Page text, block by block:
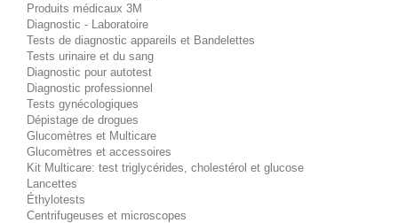
Produits médicaux 3M
Diagnostic - Laboratoire
Tests de diagnostic appareils et Bandelettes
Tests urinaire et du sang
Diagnostic pour autotest
Diagnostic professionnel
Tests gynécologiques
Dépistage de drogues
Glucomètres et Multicare
Glucomètres et accessoires
Kit Multicare: test triglycérides, cholestérol et glucose
Lancettes
Éthylotests
Centrifugeuses et microscopes